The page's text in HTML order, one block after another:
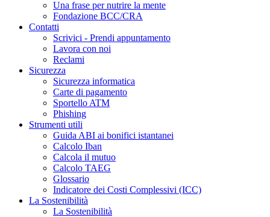
Una frase per nutrire la mente
Fondazione BCC/CRA
Contatti
Scrivici - Prendi appuntamento
Lavora con noi
Reclami
Sicurezza
Sicurezza informatica
Carte di pagamento
Sportello ATM
Phishing
Strumenti utili
Guida ABI ai bonifici istantanei
Calcolo Iban
Calcola il mutuo
Calcolo TAEG
Glossario
Indicatore dei Costi Complessivi (ICC)
La Sostenibilità
La Sostenibilità